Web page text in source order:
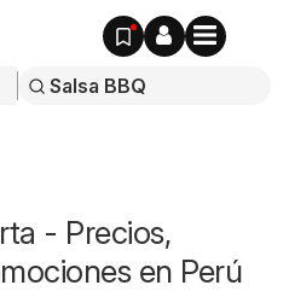
- Precios,
en Perú